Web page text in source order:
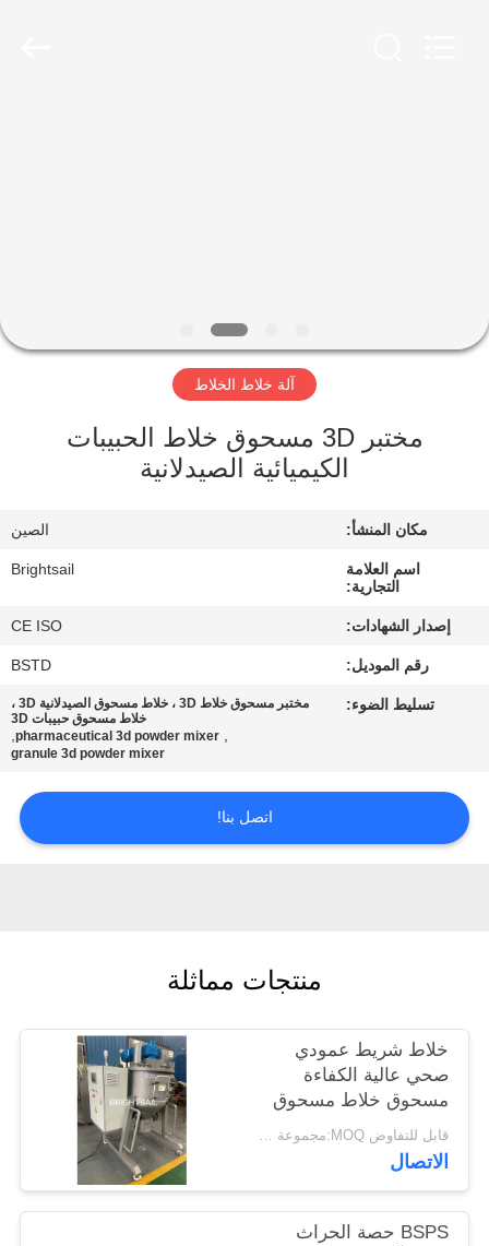
فيديو
المعمل
مراقبة
الجودة
بنا
الموقع
PRIVACY
POLICY
آلة خلاط الخلاط
مختبر 3D مسحوق خلاط الحبيبات
الكيميائية الصيدلانية
مكان المنشأ: الصين
اسم العلامة
التجارية:
Brightsail
إصدار الشهادات: CE ISO
رقم الموديل: BSTD
تسليط الضوء:
مختبر مسحوق خلاط 3D ، خلاط مسحوق الصيدلانية 3D ،
خلاط مسحوق حبيبات 3D
,
pharmaceutical 3d powder mixer
,
granule 3d powder mixer
اتصل بنا!
منتجات مماثلة
خلاط شريط عمودي
صحي عالية الكفاءة
مسحوق خلاط مسحوق
الذرة التوابل خلاط
الدرجة
قابل للتفاوض MOQ:مجموعة واحدة
الاتصال
BSPS حصة الحراث